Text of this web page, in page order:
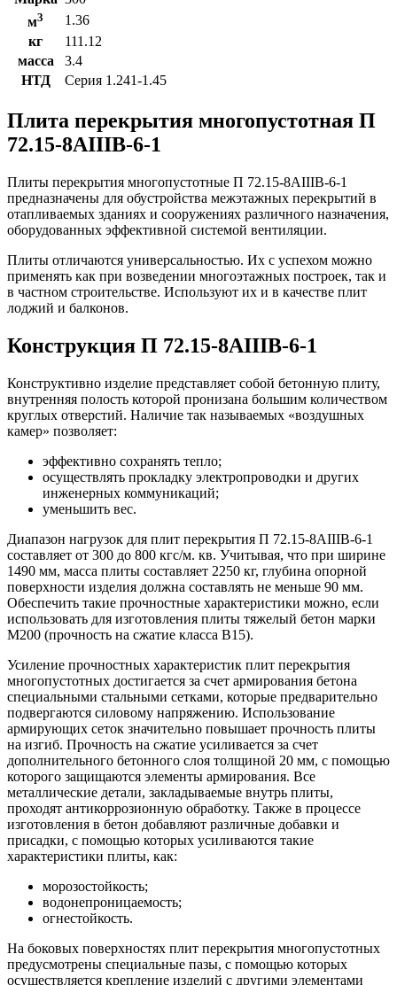
м3
1.36
кг
111.12
масса
3.4
НТД
Серия 1.241-1.45
Плита перекрытия многопустотная П
72.15-8АIIIВ-6-1
Плиты перекрытия многопустотные П 72.15-8АIIIВ-6-1
предназначены для обустройства межэтажных перекрытий в
отапливаемых зданиях и сооружениях различного назначения,
оборудованных эффективной системой вентиляции.
Плиты отличаются универсальностью. Их с успехом можно
применять как при возведении многоэтажных построек, так и
в частном строительстве. Используют их и в качестве плит
лоджий и балконов.
Конструкция П 72.15-8АIIIВ-6-1
Конструктивно изделие представляет собой бетонную плиту,
внутренняя полость которой пронизана большим количеством
круглых отверстий. Наличие так называемых «воздушных
камер» позволяет:
эффективно сохранять тепло;
осуществлять прокладку электропроводки и других
инженерных коммуникаций;
уменьшить вес.
Диапазон нагрузок для плит перекрытия П 72.15-8АIIIВ-6-1
составляет от 300 до 800 кгс/м. кв. Учитывая, что при ширине
1490 мм, масса плиты составляет 2250 кг, глубина опорной
поверхности изделия должна составлять не меньше 90 мм.
Обеспечить такие прочностные характеристики можно, если
использовать для изготовления плиты тяжелый бетон марки
М200 (прочность на сжатие класса В15).
Усиление прочностных характеристик плит перекрытия
многопустотных достигается за счет армирования бетона
специальными стальными сетками, которые предварительно
подвергаются силовому напряжению. Использование
армирующих сеток значительно повышает прочность плиты
на изгиб. Прочность на сжатие усиливается за счет
дополнительного бетонного слоя толщиной 20 мм, с помощью
которого защищаются элементы армирования. Все
металлические детали, закладываемые внутрь плиты,
проходят антикоррозионную обработку. Также в процессе
изготовления в бетон добавляют различные добавки и
присадки, с помощью которых усиливаются такие
характеристики плиты, как:
морозостойкость;
водонепроницаемость;
огнестойкость.
На боковых поверхностях плит перекрытия многопустотных
предусмотрены специальные пазы, с помощью которых
осуществляется крепление изделий с другими элементами